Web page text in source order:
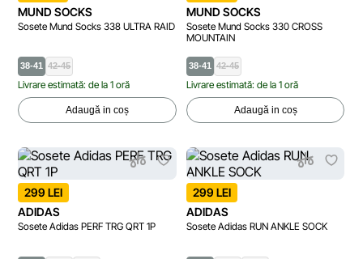
MUND SOCKS
Sosete Mund Socks 338 ULTRA RAID
38-41 42-45
Livrare estimată: de la 1 oră
Adaugă in coș
MUND SOCKS
Sosete Mund Socks 330 CROSS
MOUNTAIN
38-41 42-45
Livrare estimată: de la 1 oră
Adaugă in coș
299 LEI
ADIDAS
Sosete Adidas PERF TRG QRT 1P
299 LEI
ADIDAS
Sosete Adidas RUN ANKLE SOCK